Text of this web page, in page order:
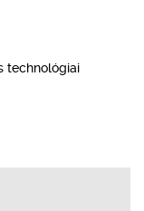
technológiai